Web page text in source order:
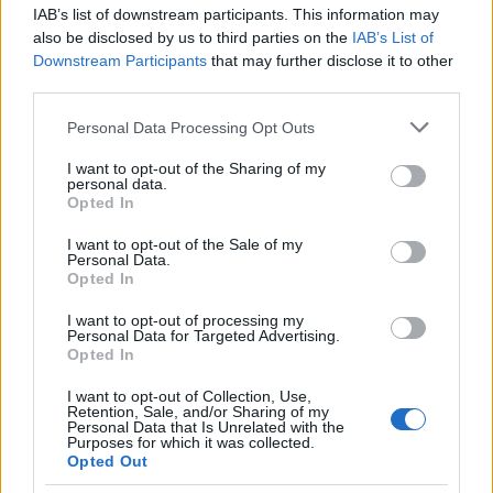
IAB’s list of downstream participants. This information may
also be disclosed by us to third parties on the IAB’s List of
Downstream Participants that may further disclose it to other
Please note that this website/app uses one or more Google
not limited to your visit or usage behaviour. You may click to
grant or deny consent to Google and its third-party tags to
use your data for below specified purposes in below Google
consent section.
Personal Data Processing Opt Outs
I want to opt-out of the Sharing of my
personal data.
Opted In
I want to opt-out of the Sale of my
Personal Data.
Opted In
I want to opt-out of processing my
Personal Data for Targeted Advertising.
Opted In
I want to opt-out of Collection, Use,
Retention, Sale, and/or Sharing of my
Personal Data that Is Unrelated with the
Purposes for which it was collected.
Opted Out
Μπιέλιτσα λόγω τραυματισμού και για την Ελλάδα
εκτός έμειναν οι Γιώργος Παπαγιάννης, Ιωάννης
Live Streaming: Σερβία - Ελλάδα - Δείτε
ζωντανά τη μάχη Γιόκιτς - Γιάννη
https://youtu.be/iU9_2KsOgL0
Στην αποστολή συμμετέχουν οι Κώστας
Γιάννης Αντετοκούνμπο, Θανάσης Αντετοκούνμπο,
Κώστας Αντετοκούνμπο, Δημήτρης Αγραβάνης,
Γιαννούλης Λαρεντζάκης, Τάιλερ Ντόρσεϊ,